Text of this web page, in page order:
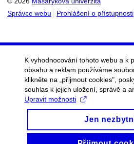
Správce webu
Prohlášení o přístupnosti
K vyhodnocování tohoto webu a k
obsahu a reklam používáme
klikněte na „přijmout cookies",
souhlas k jejich uložení, správě a
Upravit možnosti
Jen